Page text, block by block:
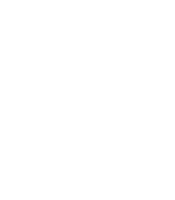
DEL
DI
PAZIENTI".